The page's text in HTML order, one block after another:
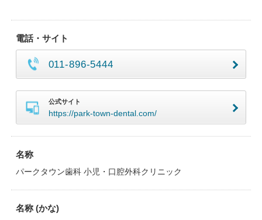
電話・サイト
011-896-5444
公式サイト
https://park-town-dental.com/
名称
パークタウン歯科 小児・口腔外科クリニック
名称 (かな)